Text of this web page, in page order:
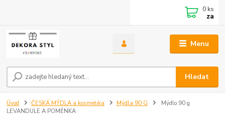
Menu
Hledat
0 ks
za
Úvod ČESKÁ MÝDLA a kosmetika Mýdla 90 G
Mýdlo 90 g
LEVANDULE A POMĚNKA